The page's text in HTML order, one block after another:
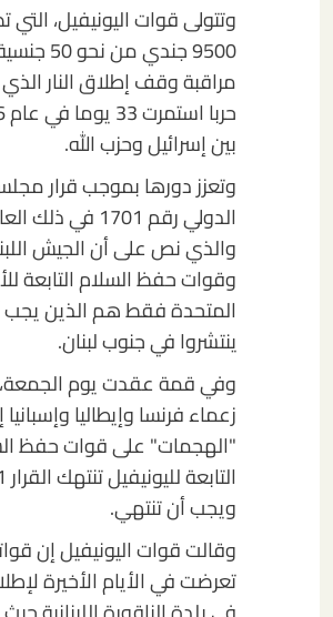
وتتولى قوات اليونيفيل،
9500 جندي
مراقبة وقف إطلاق النار
بين إسرائيل وحزب الله.
وتعزز دورها بموجب قرار
الدولي رقم 1701 في ذلك
والذي نص على أن الجيش
وقوات حفظ السلام التابعة
المتحدة فقط هم الذين يجب
ينتشروا في جنوب لبنان.
وفي قمة عقدت يوم
زعماء فرنسا وإيطاليا
"الهجمات" على قوات حفظ
ويجب أن تنتهي.
وقالت قوات اليونيفيل إن
تعرضت في الأيام الأخيرة